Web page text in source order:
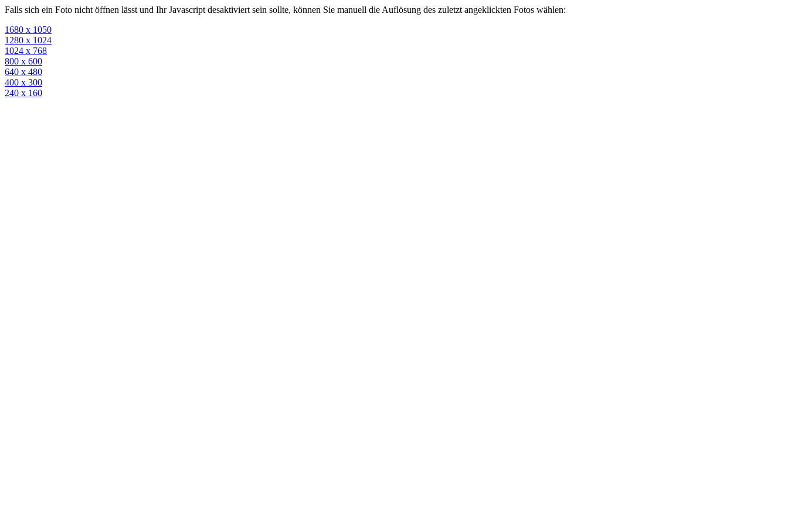
Falls sich ein Foto nicht öffnen lässt und Ihr Javascript desaktiviert sein sollte, können Sie manuell die Auflösung des zuletzt angeklickten Fotos wählen:
1680 x 1050
1280 x 1024
1024 x 768
800 x 600
640 x 480
400 x 300
240 x 160